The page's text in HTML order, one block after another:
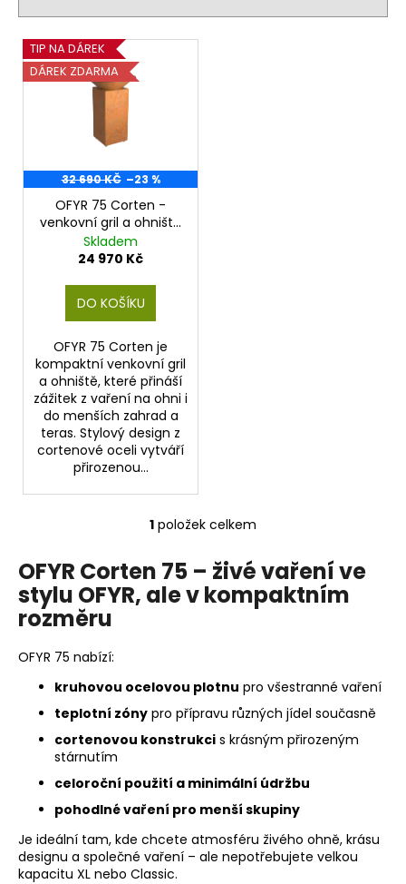
í
p
r
o
t
V
ý
p
r
TIP NA DÁREK
DÁREK ZDARMA
32 690 KČ –23 %
OFYR 75 Corten -
venkovní gril a ohniště
na dřevo
Skladem
24 970 Kč
DO KOŠÍKU
OFYR 75 Corten je
kompaktní venkovní gril
a ohniště, které přináší
zážitek z vaření na ohni i
do menších zahrad a
teras. Stylový design z
cortenové oceli vytváří
přirozenou...
O
l
á
p
r
v
y
v
ý
p
i
1 položek celkem
OFYR Corten 75 – živé vaření ve
stylu OFYR, ale v kompaktním
rozměru
OFYR 75 nabízí:
kruhovou ocelovou plotnu pro všestranné vaření
teplotní zóny pro přípravu různých jídel současně
cortenovou konstrukci s krásným přirozeným
stárnutím
celoroční použití a minimální údržbu
pohodlné vaření pro menší skupiny
Je ideální tam, kde chcete atmosféru živého ohně, krásu
designu a společné vaření – ale nepotřebujete velkou
kapacitu XL nebo Classic.
HLEDAT